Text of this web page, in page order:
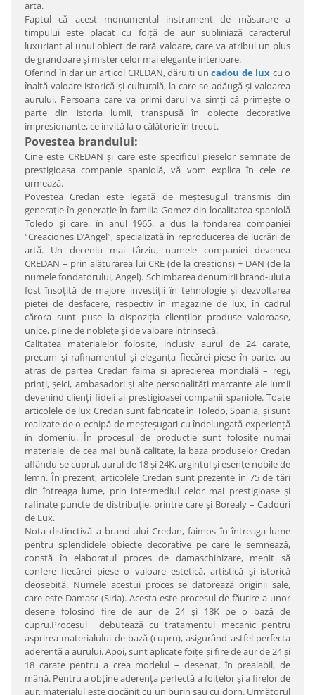
arta.
Faptul că acest monumental instrument de măsurare a
timpului este placat cu foiţă de aur subliniază caracterul
luxuriant al unui obiect de rară valoare, care va atribui un plus
de grandoare şi mister celor mai elegante interioare.
Oferind în dar un articol CREDAN, dăruiţi un cadou de lux cu o
înaltă valoare istorică şi culturală, la care se adăugă şi valoarea
aurului. Persoana care va primi darul va simţi că primeşte o
parte din istoria lumii, transpusă în obiecte decorative
impresionante, ce invită la o călătorie în trecut.
Povestea brandului:
Cine este CREDAN şi care este specificul pieselor semnate de
prestigioasa companie spaniolă, vă vom explica în cele ce
urmează.
Povestea Credan este legată de meşteşugul transmis din
generaţie în generaţie în familia Gomez din localitatea spaniolă
Toledo şi care, în anul 1965, a dus la fondarea companiei
“Creaciones D’Angel”, specializată în reproducerea de lucrări de
artă. Un deceniu mai târziu, numele companiei devenea
CREDAN – prin alăturarea lui CRE (de la creations) + DAN (de la
numele fondatorului, Angel). Schimbarea denumirii brand-ului a
fost însoţită de majore investiţii în tehnologie şi dezvoltarea
pieţei de desfacere, respectiv în magazine de lux, în cadrul
cărora sunt puse la dispoziţia clienţilor produse valoroase,
unice, pline de nobleţe şi de valoare intrinsecă.
Calitatea materialelor folosite, inclusiv aurul de 24 carate,
precum şi rafinamentul şi eleganţa fiecărei piese în parte, au
atras de partea Credan faima şi aprecierea mondială – regi,
prinţi, şeici, ambasadori şi alte personalităţi marcante ale lumii
devenind clienţi fideli ai prestigioasei companii spaniole. Toate
articolele de lux Credan sunt fabricate în Toledo, Spania, şi sunt
realizate de o echipă de meşteşugari cu îndelungată experienţă
în domeniu. În procesul de producţie sunt folosite numai
materiale de cea mai bună calitate, la baza produselor Credan
aflându-se cuprul, aurul de 18 şi 24K, argintul şi esenţe nobile de
lemn. În prezent, articolele Credan sunt prezente în 75 de ţări
din întreaga lume, prin intermediul celor mai prestigioase şi
rafinate puncte de distribuţie, printre care şi Borealy – Cadouri
de Lux.
Nota distinctivă a brand-ului Credan, faimos în întreaga lume
pentru splendidele obiecte decorative pe care le semnează,
constă în elaboratul proces de damaschinizare, menit să
confere fiecărei piese o valoare estetică, artistică şi istorică
deosebită. Numele acestui proces se datorează originii sale,
care este Damasc (Siria). Acesta este procesul de făurire a unor
desene folosind fire de aur de 24 şi 18K pe o bază de
cupru.Procesul debutează cu tratamentul mecanic pentru
asprirea materialului de bază (cupru), asigurând astfel perfecta
aderenţă a aurului. Apoi, sunt aplicate foiţe şi fire de aur de 24 şi
18 carate pentru a crea modelul – desenat, în prealabil, de
mână. Pentru a obţine aderenţa perfectă a foiţelor şi a firelor de
aur, materialul este ciocănit cu un burin sau cu dorn. Următorul